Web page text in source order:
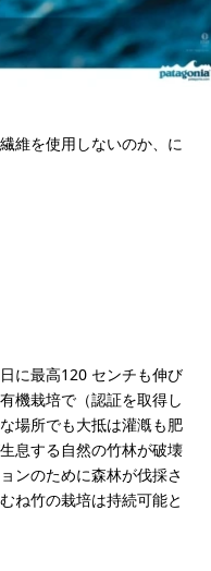
維を使用しないのか、に
に最高120 センチも伸び
機栽培で（認証を取得し
場所でも大抵は灌漑も肥
息する自然の竹林が破壊
ンのために森林が伐採さ
ね竹の栽培は持続可能と